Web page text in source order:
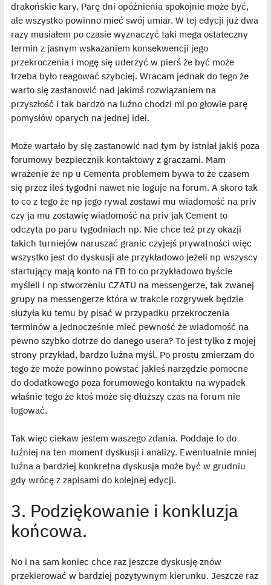
drakońskie kary. Parę dni opóźnienia spokojnie może być,
ale wszystko powinno mieć swój umiar. W tej edycji już dwa
razy musiałem po czasie wyznaczyć taki mega ostateczny
termin z jasnym wskazaniem konsekwencji jego
przekroczenia i mogę się uderzyć w pierś że być może
trzeba było reagować szybciej. Wracam jednak do tego że
warto się zastanowić nad jakimś rozwiązaniem na
przyszłość i tak bardzo na luźno chodzi mi po głowie parę
pomysłów oparych na jednej idei.
Może wartało by się zastanowić nad tym by istniał jakiś poza
forumowy bezpiecznik kontaktowy z graczami. Mam
wrażenie że np u Cementa problemem bywa to że czasem
się przez ileś tygodni nawet nie loguje na forum. A skoro tak
to co z tego że np jego rywal zostawi mu wiadomość na priv
czy ja mu zostawię wiadomość na priv jak Cement to
odczyta po paru tygodniach np. Nie chce też przy okazji
takich turniejów naruszać granic czyjejś prywatności więc
wszystko jest do dyskusji ale przykładowo jeżeli np wszyscy
startujący mają konto na FB to co przykładowo byście
myśleli i np stworzeniu CZATU na messengerze, tak zwanej
grupy na messengerze która w trakcie rozgrywek będzie
służyła ku temu by pisać w przypadku przekroczenia
terminów a jednocześnie mieć pewność że wiadomość na
pewno szybko dotrze do danego usera? To jest tylko z mojej
strony przykład, bardzo luźna myśl. Po prostu zmierzam do
tego że może powinno powstać jakieś narzędzie pomocne
do dodatkowego poza forumowego kontaktu na wypadek
właśnie tego że ktoś może się dłuższy czas na forum nie
logować.
Tak więc ciekaw jestem waszego zdania. Poddaje to do
luźniej na ten moment dyskusji i analizy. Ewentualnie mniej
luźna a bardziej konkretna dyskusja może być w grudniu
gdy wrócę z zapisami do kolejnej edycji.
3. Podziękowanie i konkluzja
końcowa.
No i na sam koniec chce raz jeszcze dyskusję znów
przekierować w bardziej pozytywnym kierunku. Jeszcze raz